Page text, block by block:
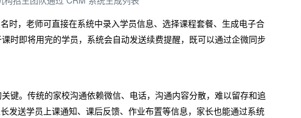
时，老师可直接在系统中录入学员信息、选择课程套餐、生成电子合
时即将用完的学员，系统会自动发送续费提醒，既可以通过企微同步
键。传统的家校沟通依赖微信、电话，沟通内容分散，难以留存和追
发送学员上课通知、课后反馈、作业布置等信息，家长也能通过系统